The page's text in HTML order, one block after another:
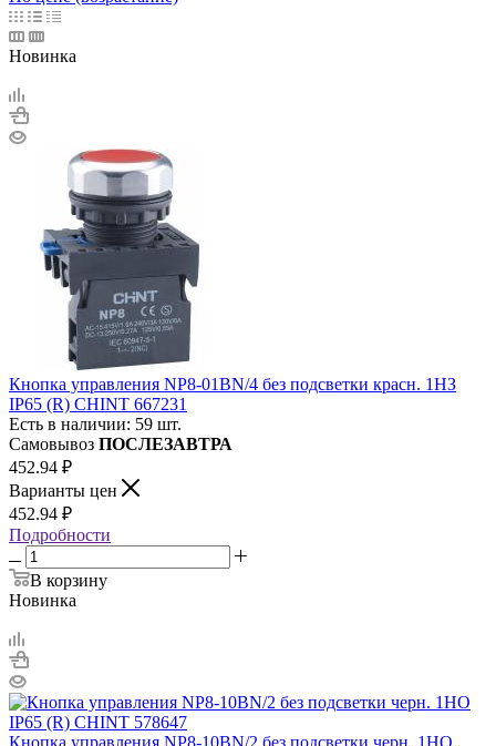
Новинка
Кнопка управления NP8-01BN/4 без подсветки красн. 1НЗ
IP65 (R) CHINT 667231
Есть в наличии: 59 шт.
Самовывоз ПОСЛЕЗАВТРА
452.94 ₽
Варианты цен
452.94 ₽
Подробности
В корзину
Новинка
Кнопка управления NP8-10BN/2 без подсветки черн. 1НО